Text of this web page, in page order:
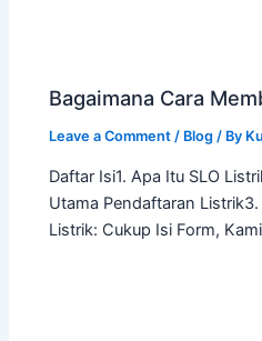
Bagaimana Cara
Leave a Comment / Blog / By
Daftar Isi1. Apa Itu SLO
Utama Pendaftaran
Listrik: Cukup Isi Form,